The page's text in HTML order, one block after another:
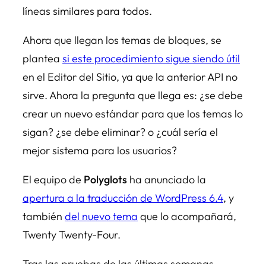
líneas similares para todos.
Ahora que llegan los temas de bloques, se
plantea si este procedimiento sigue siendo útil
en el Editor del Sitio, ya que la anterior API no
sirve. Ahora la pregunta que llega es: ¿se debe
crear un nuevo estándar para que los temas lo
sigan? ¿se debe eliminar? o ¿cuál sería el
mejor sistema para los usuarios?
El equipo de Polyglots ha anunciado la
apertura a la traducción de WordPress 6.4, y
también del nuevo tema que lo acompañará,
Twenty Twenty-Four.